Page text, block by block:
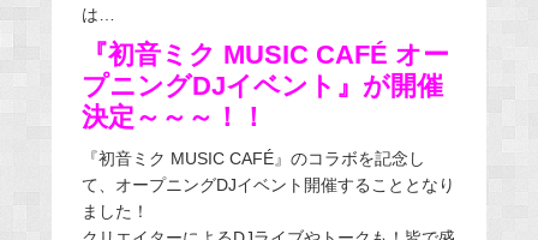
は…
『初音ミク MUSIC CAFÉ オー
プニングDJイベント』が開催
決定～～～！！
『初音ミク MUSIC CAFÉ』のコラボを記念し
て、オープニングDJイベント開催することとなり
ました！